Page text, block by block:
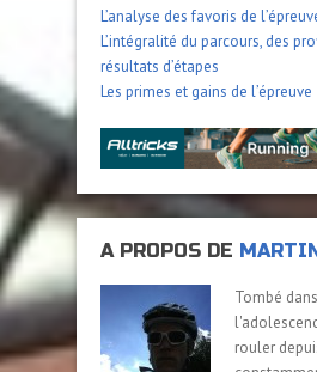
L’analyse des favoris de
L’intégralité du parcours, des
résultats d’étapes
Les primes et gains de l’épreuve
A PROPOS DE MARTIN
Tombé
rouler